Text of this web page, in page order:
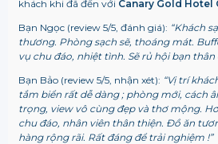
khách khi đã đến với Canary Gold Hotel
Bạn Ngọc (review 5/5, đánh giá): “Khách
thương. Phòng sạch sẽ, thoáng mát.
vụ chu đáo, nhiệt tình. Sẽ rủ hội bạn thân
Bạn Bảo (review 5/5, nhận xét): “Vị trí
tắm biển rất dễ dàng ; phòng mới, cách
trọng, view vô cùng đẹp và thơ mộng.
chu đáo, nhân viên thân thiện. Đồ ăn
hàng rộng rãi. Rất đáng để trải nghiệm !”